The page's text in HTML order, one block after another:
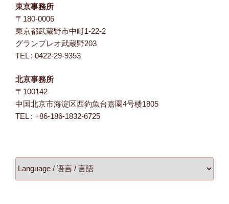
東京事務所
〒180-0006
東京都武蔵野市中町1-22-2
グランプレオ武蔵野203
TEL : 0422-29-9353
北京事務所
〒100142
中国北京市海淀区西釣魚台嘉園4号楼1805
TEL : +86-186-1832-6725